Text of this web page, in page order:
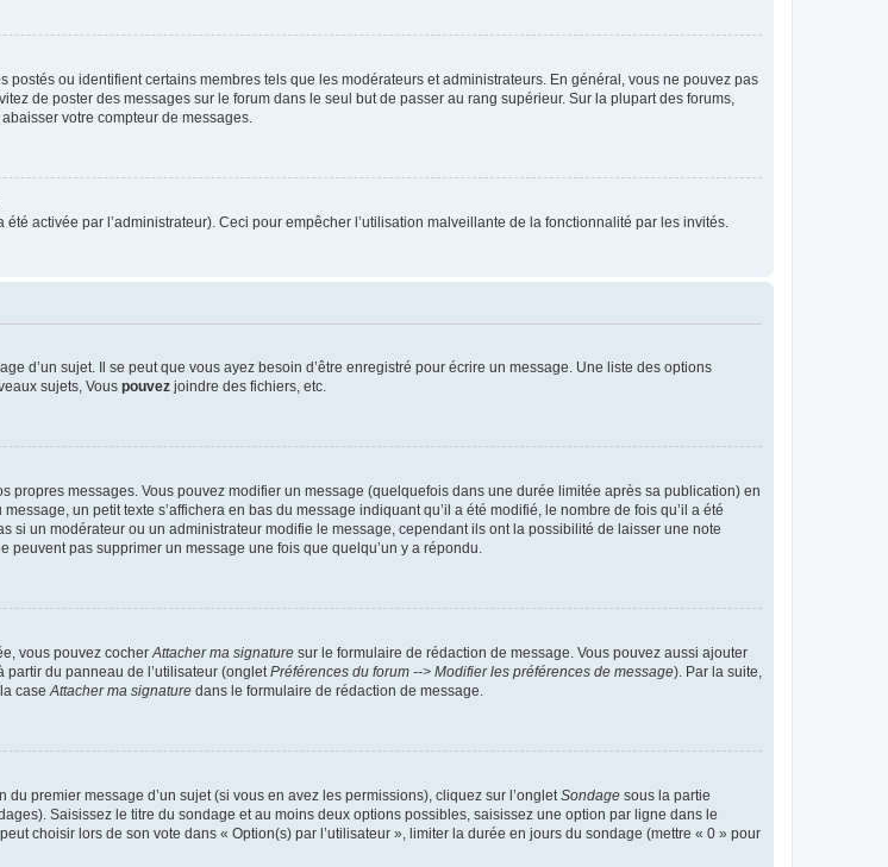
ou identifient certains membres tels que les modérateurs et administrateurs. En général, vous ne pouvez pas
de poster des messages sur le forum dans le seul but de passer au rang supérieur. Sur la plupart des forums,
votre compteur de messages.
activée par l’administrateur). Ceci pour empêcher l’utilisation malveillante de la fonctionnalité par les invités.
d’un sujet. Il se peut que vous ayez besoin d’être enregistré pour écrire un message. Une liste des options
sujets, Vous pouvez joindre des fichiers, etc.
propres messages. Vous pouvez modifier un message (quelquefois dans une durée limitée après sa publication) en
un petit texte s’affichera en bas du message indiquant qu’il a été modifié, le nombre de fois qu’il a été
si un modérateur ou un administrateur modifie le message, cependant ils ont la possibilité de laisser une note
pas supprimer un message une fois que quelqu’un y a répondu.
vous pouvez cocher Attacher ma signature sur le formulaire de rédaction de message. Vous pouvez aussi ajouter
partir du panneau de l’utilisateur (onglet Préférences du forum --> Modifier les préférences de message). Par la suite,
case Attacher ma signature dans le formulaire de rédaction de message.
premier message d’un sujet (si vous en avez les permissions), cliquez sur l’onglet Sondage sous la partie
Saisissez le titre du sondage et au moins deux options possibles, saisissez une option par ligne dans le
choisir lors de son vote dans « Option(s) par l’utilisateur », limiter la durée en jours du sondage (mettre « 0 » pour